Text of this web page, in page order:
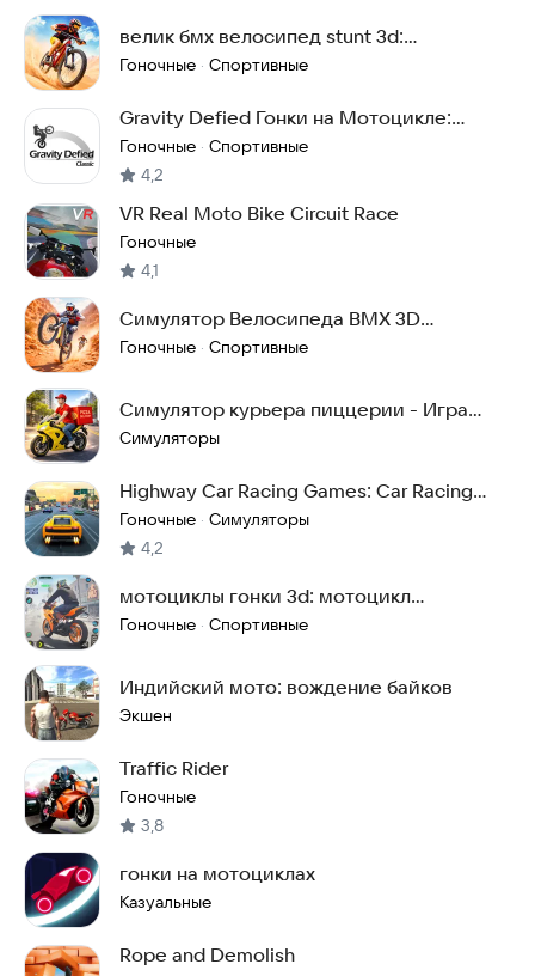
велик бмх велосипед stunt 3d:
мотоциклы гонки игры
Гоночные · Спортивные
Gravity Defied Гонки на Мотоцикле:
Мотокросс 2D
Гоночные · Спортивные
4,2
VR Real Moto Bike Circuit Race
Гоночные
4,1
Симулятор Велосипеда BMX 3D
велосипедах игры гонки
Гоночные · Спортивные
Симулятор курьера пиццерии - Игра
«Доставка еды»
Симуляторы
Highway Car Racing Games: Car Racing
Challenge 3D
Гоночные · Симуляторы
4,2
мотоциклы гонки 3d: мотоцикл
симулятор вождения
Гоночные · Спортивные
Индийский мото: вождение байков
Экшен
Traffic Rider
Гоночные
3,8
гонки на мотоциклах
Казуальные
Rope and Demolish